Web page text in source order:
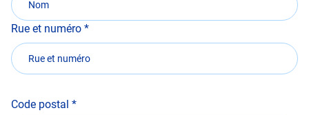
Rue et numéro
Code postal